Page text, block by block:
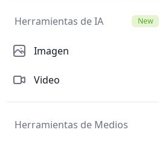
Herramientas de IA New
Imagen
Video
Herramientas de Medios